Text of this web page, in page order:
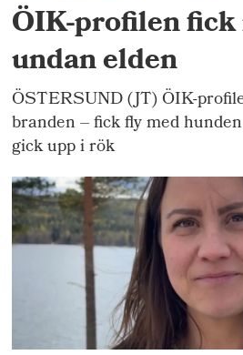
ÖIK-profilen fick
undan elden
ÖSTERSUND (JT) ÖIK-
branden – fick fly med
gick upp i rök